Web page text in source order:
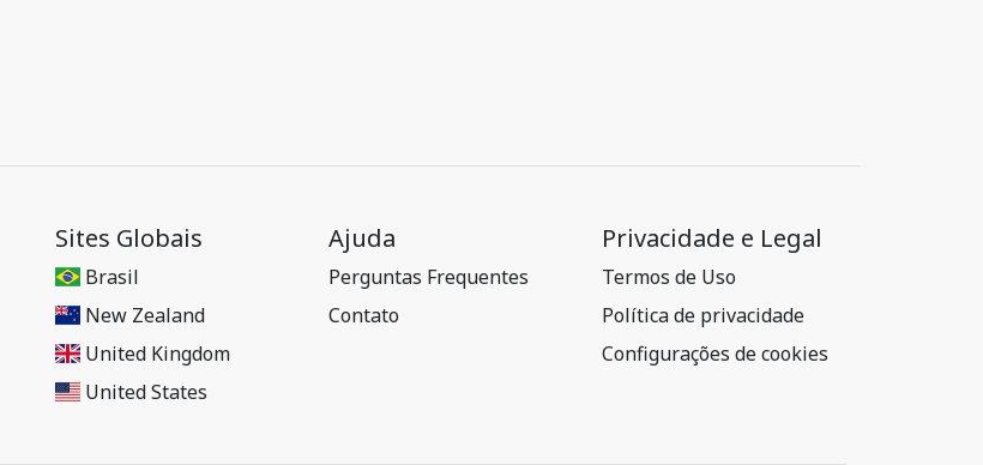
Sites Globais
Brasil
New Zealand
United Kingdom
United States
Ajuda
Perguntas Frequentes
Contato
Privacidade e Legal
Termos de Uso
Política de privacidade
Configurações de cookies